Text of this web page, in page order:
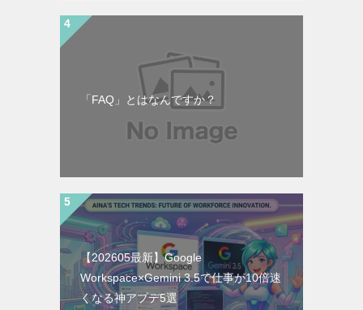
「FAQ」とはなんですか？
【202605最新】Google
Workspace×Gemini 3.5で仕事が10倍速
くなる神アプデ5選